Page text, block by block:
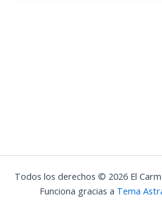
Todos los derechos © 2026 El
Funciona gracias a Tema